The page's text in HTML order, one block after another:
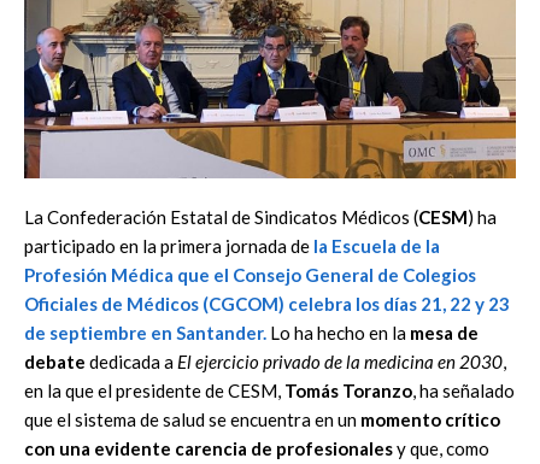
La Confederación Estatal de Sindicatos Médicos (CESM) ha
participado en la primera jornada de la Escuela de la
Profesión Médica que el Consejo General de Colegios
Oficiales de Médicos (CGCOM) celebra los días 21, 22 y 23
de septiembre en Santander. Lo ha hecho en la mesa de
debate dedicada a El ejercicio privado de la medicina en 2030,
en la que el presidente de CESM, Tomás Toranzo, ha señalado
que el sistema de salud se encuentra en un momento crítico
con una evidente carencia de profesionalesy que, como